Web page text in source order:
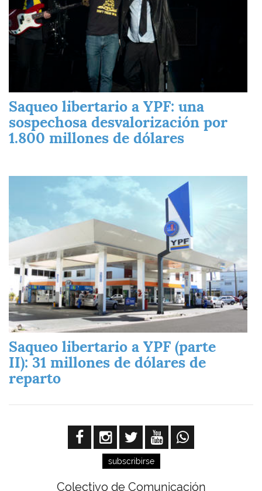
Saqueo libertario a YPF: una
sospechosa desvalorización por
1.800 millones de dólares
Saqueo libertario a YPF (parte
II): 31 millones de dólares de
reparto
subscribirse
Colectivo de Comunicación